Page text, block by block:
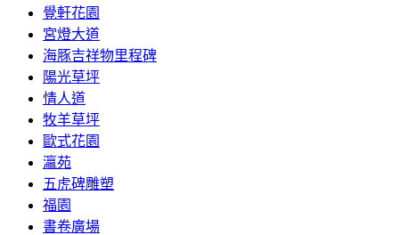
覺軒花園
宮燈大道
海豚吉祥物里程碑
陽光草坪
情人道
牧羊草坪
歐式花園
瀛苑
五虎碑雕塑
福園
書卷廣場